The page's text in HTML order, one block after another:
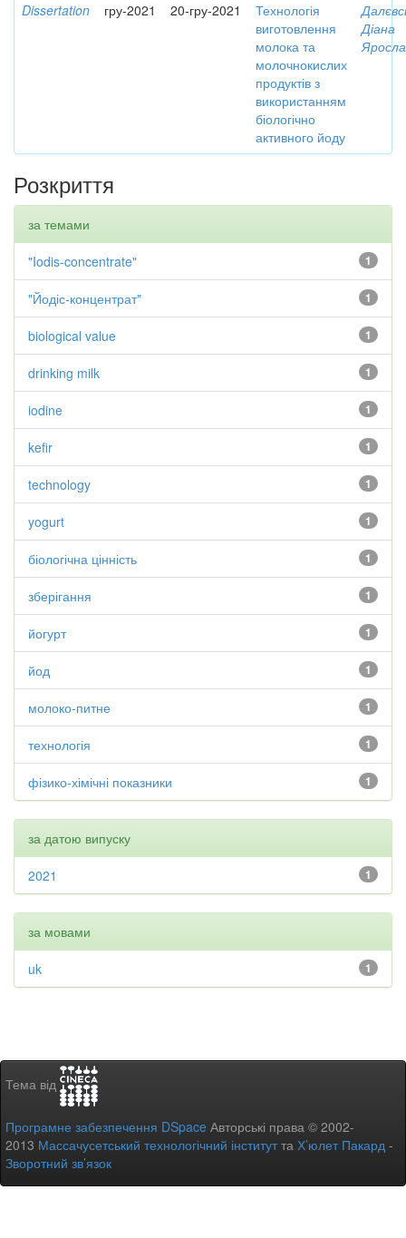
Dissertation гру-2021 20-гру-2021
Технологія
виготовлення
молока та
молочнокислих
продуктів з
використанням
біологічно
активного йоду
Діана
Розкриття
за темами
1
"Iodis-concentrate"
1
"Йодіс-концентрат"
1
biological value
1
drinking milk
1
iodine
1
kefir
1
technology
1
yogurt
1
біологічна цінність
1
зберігання
1
йогурт
1
йод
1
молоко-питне
1
технологія
1
фізико-хімічні показники
за датою випуску
1
2021
за мовами
1
uk
Тема від
Програмне забезпечення DSpace Авторські права © 2002-
2013 Массачусетський технологічний інститутта Х’юлет Пакард -
Зворотний зв’язок